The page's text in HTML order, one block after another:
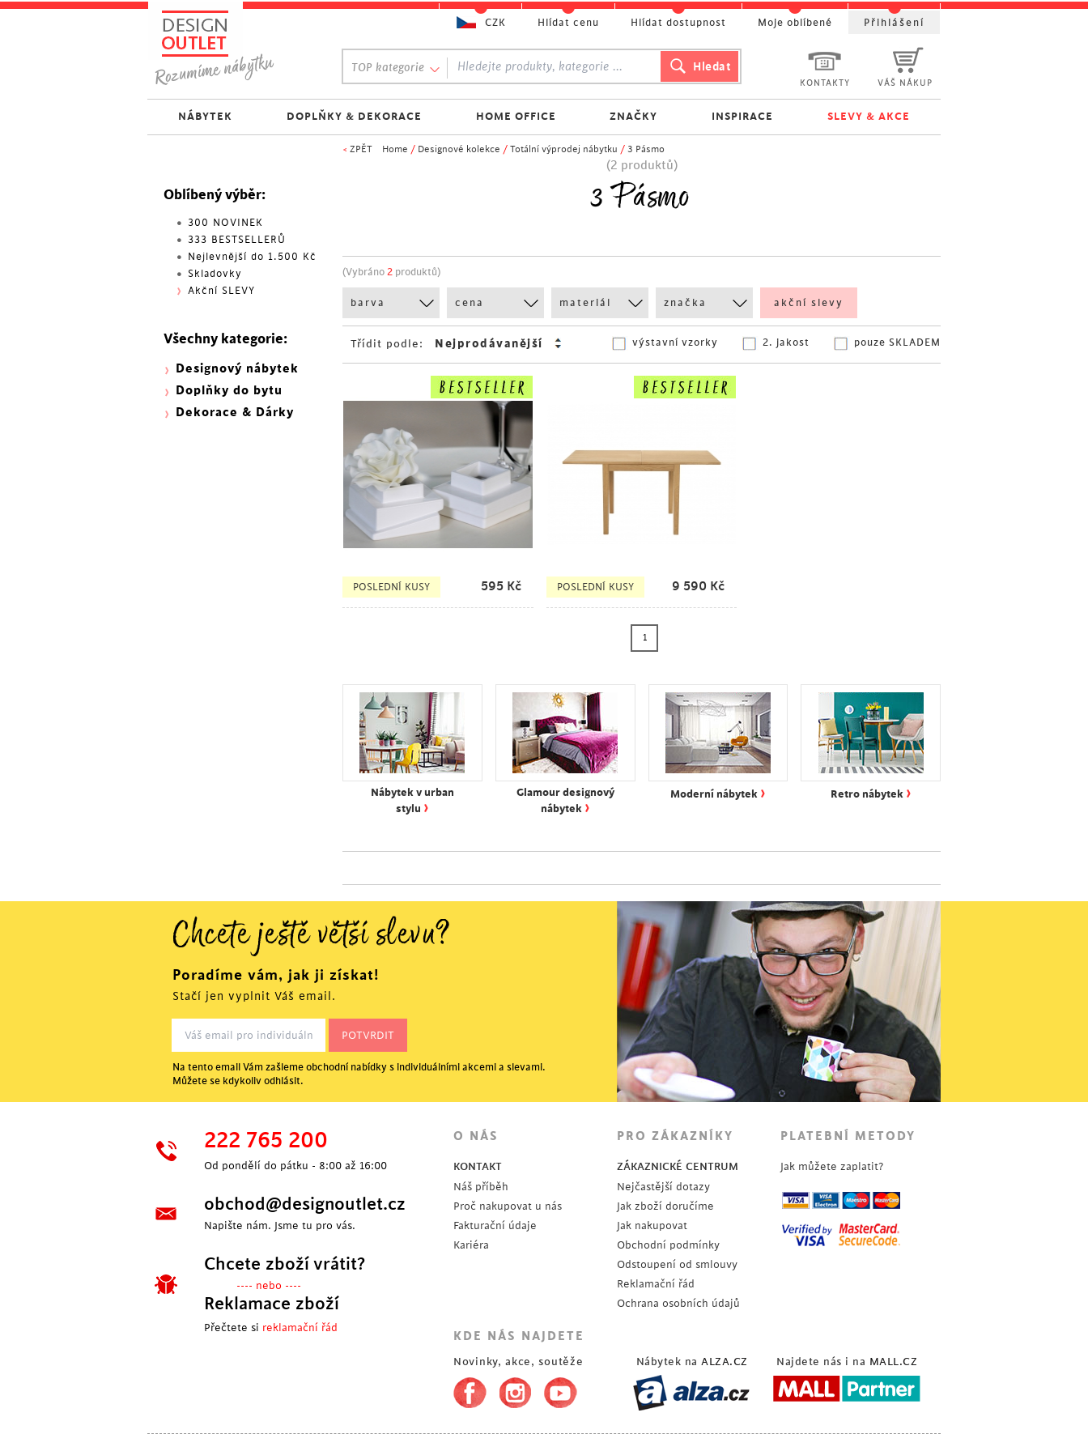
< ZPĚT Home / Designové kolekce / Totální výprodej nábytku / 3 Pásmo
(2 produktů)
3 Pásmo
(Vybráno 2 produktů)
barva cena materiál značka akční slevy
Třídit podle: pouze SKLADEM
2. jakost
výstavní vzorky
POSLEDNÍ KUSY 595 Kč POSLEDNÍ KUSY 9 590 Kč
1
Nábytek v urban
stylu ›
Glamour designový
nábytek ›
Moderní nábytek › Retro nábytek ›
Oblíbený výběr:
300 NOVINEK
333 BESTSELLERŮ
Nejlevnější do 1.500 Kč
Skladovky
Akční SLEVY
Všechny kategorie:
Designový nábytek
Doplňky do bytu
Dekorace & Dárky
KONTAKTY VÁŠ NÁKUP
TOP kategorie
NÁBYTEK DOPLŇKY & DEKORACE HOME OFFICE ZNAČKY INSPIRACE SLEVY & AKCE
CZK Hlídat cenu Hlídat dostupnost Moje oblíbené Přihlášení
Chcete ještě větší slevu?
Poradíme vám, jak ji získat!
Stačí jen vyplnit Váš email.
Na tento email Vám zašleme obchodní nabídky s individuálními akcemi a slevami.
Můžete se kdykoliv odhlásit.
222 765 200
Od pondělí do pátku - 8:00 až 16:00
obchod@designoutlet.cz
Napište nám. Jsme tu pro vás.
Chcete zboží vrátit?
---- nebo ----
Reklamace zboží
Přečtete si reklamační řád
O NÁS
KONTAKT
Náš příběh
Proč nakupovat u nás
Fakturační údaje
Kariéra
PRO ZÁKAZNÍKY
ZÁKAZNICKÉ CENTRUM
Nejčastější dotazy
Jak zboží doručíme
Jak nakupovat
Obchodní podmínky
Odstoupení od smlouvy
Reklamační řád
Ochrana osobních údajů
PLATEBNÍ METODY
Jak můžete zaplatit?
KDE NÁS NAJDETE
Novinky, akce, soutěže Najdete nás i na MALL.CZ
Nábytek na ALZA.CZ